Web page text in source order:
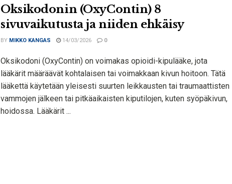
Oksikodonin (OxyContin) 8
sivuvaikutusta ja niiden ehkäisy
BY MIKKO KANGAS 14/03/2026 0
Oksikodoni (OxyContin) on voimakas opioidi-kipulääke, jota
lääkärit määräävät kohtalaisen tai voimakkaan kivun hoitoon. Tätä
lääkettä käytetään yleisesti suurten leikkausten tai traumaattisten
vammojen jälkeen tai pitkäaikaisten kiputilojen, kuten syöpäkivun,
hoidossa. Lääkärit ...